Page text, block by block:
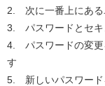
2. 次に一番上にある
3. パスワードとセキ
4. パスワードの変更
す
5. 新しいパスワード